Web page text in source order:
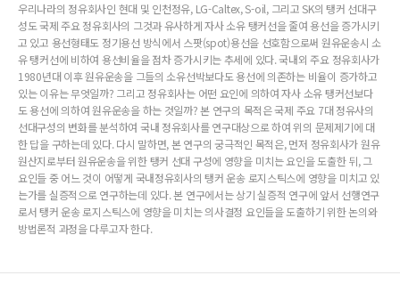
우리나라의 정유회사인 현대 및 인천정유, LG-Caltex, S-oil, 그리고 SK의 탱커 선대구
성도 국제 주요 정유회사의 그것과 유사하게 자사 소유 탱커선을 줄여 용선을 증가시키
고 있고 용선형태도 정기용선 방식에서 스팟(spot)용선을 선호함으로써 원유운송시 소
유 탱커선에 비하여 용선비율을 점차 증가시키는 추세에 있다. 국내외 주요 정유회사가
1980년대 이후 원유운송을 그들의 소유선박보다도 용선에 의존하는 비율이 증가하고
있는 이유는 무엇일까? 그리고 정유회사는 어떤 요인에 의하여 자사 소유 탱커선보다
도 용선에 의하여 원유운송을 하는 것일까? 본 연구의 목적은 국제 주요 7대 정유사의
선대구성의 변화를 분석하여 국내 정유회사를 연구대상으로 하여 위의 문제제기에 대
한 답을 구하는데 있다. 다시 말하면, 본 연구의 궁극적인 목적은, 먼저 정유회사가 원유
원산지로부터 원유운송을 위한 탱커 선대 구성에 영향을 미치는 요인을 도출한 뒤, 그
요인들 중 어느 것이 어떻게 국내정유회사의 탱커 운송 로지스틱스에 영향을 미치고 있
는가를 실증적으로 연구하는데 있다. 본 연구에서는 상기 실증적 연구에 앞서 선행연구
로서 탱커 운송 로지스틱스에 영향을 미치는 의사결정 요인들을 도출하기 위한 논의와
방법론적 과정을 다루고자 한다.